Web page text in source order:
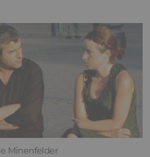
Minenfelder